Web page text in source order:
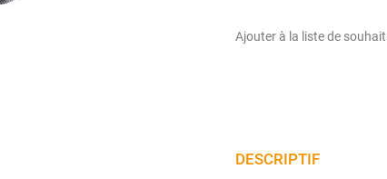
Ajouter à la liste de
DESCRIPTIF